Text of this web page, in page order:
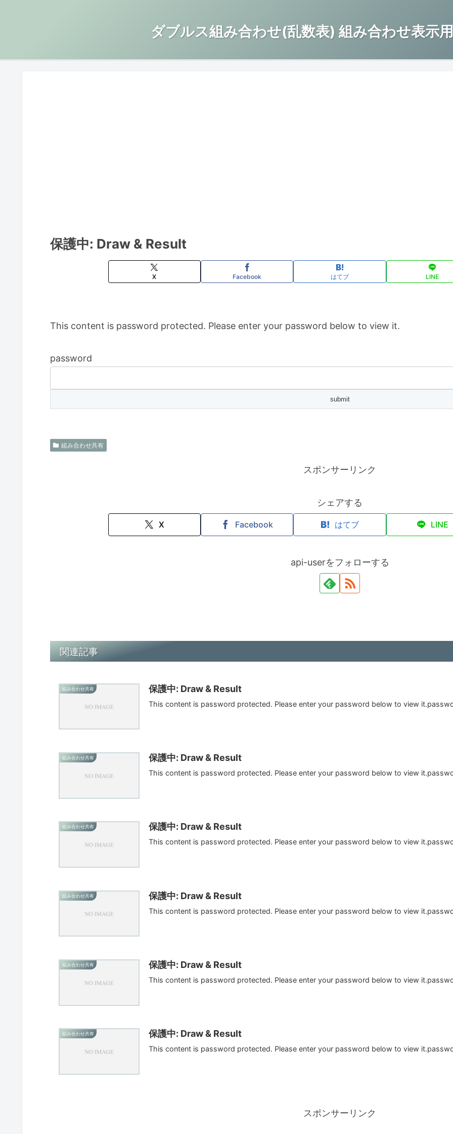
ダブルス組み合わせ(乱数表) 組み合わせ表示
保護中: Draw & Result
X Facebook はてブ LINE
This content is password protected. Please enter your password below to view it.
password
組み合わせ共有
スポンサーリンク
シェアする
X Facebook はてブ LINE
api-userをフォローする
関連記事
組み合わせ共有 保護中: Draw & Result
This content is password protected. Please enter your password below to view
組み合わせ共有 保護中: Draw & Result
This content is password protected. Please enter your password below to view
組み合わせ共有 保護中: Draw & Result
This content is password protected. Please enter your password below to view
組み合わせ共有 保護中: Draw & Result
This content is password protected. Please enter your password below to view
組み合わせ共有 保護中: Draw & Result
This content is password protected. Please enter your password below to view
組み合わせ共有 保護中: Draw & Result
This content is password protected. Please enter your password below to view
スポンサーリンク